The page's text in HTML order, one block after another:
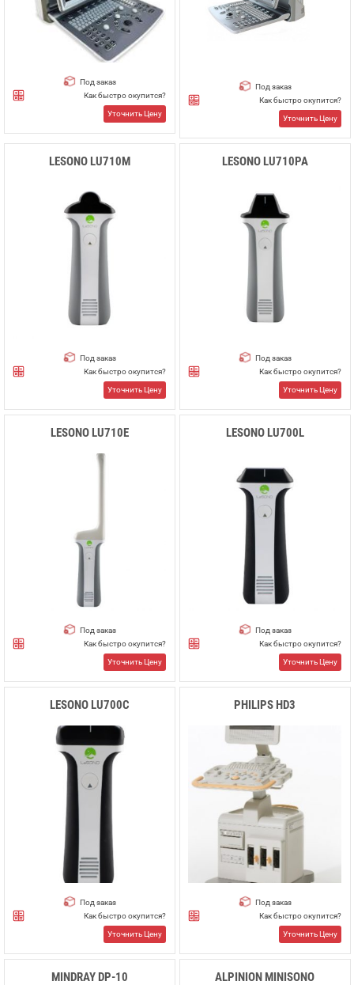
Под заказ
Как быстро окупится?
Уточнить Цену
Под заказ
Как быстро окупится?
Уточнить Цену
LESONO LU710M
Под заказ
Как быстро окупится?
Уточнить Цену
LESONO LU710РА
Под заказ
Как быстро окупится?
Уточнить Цену
LESONO LU710E
Под заказ
Как быстро окупится?
Уточнить Цену
LESONO LU700L
Под заказ
Как быстро окупится?
Уточнить Цену
LESONO LU700C
Под заказ
Как быстро окупится?
Уточнить Цену
PHILIPS HD3
Под заказ
Как быстро окупится?
Уточнить Цену
MINDRAY DP-10 ALPINION MINISONO